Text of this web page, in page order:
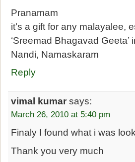
Pranamam
it’s a gift for any malayalee,
‘Sreemad Bhagavad
Nandi, Namaskaram
Reply
vimal kumar says:
March 26, 2010 at 5:40 pm
Finaly I found what i was
Thank you very much